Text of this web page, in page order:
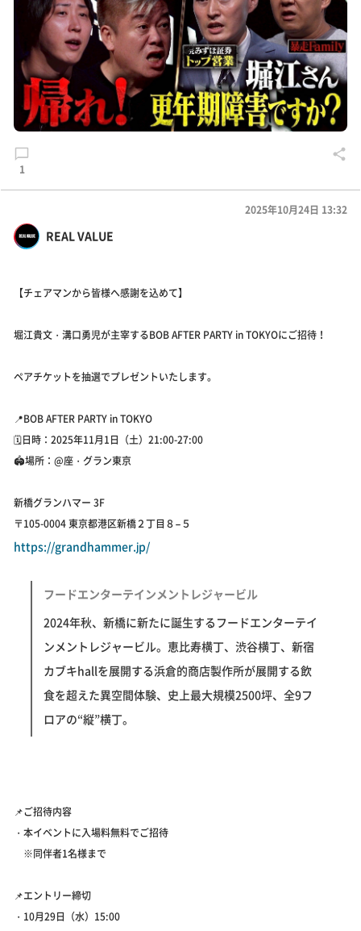
1
REAL VALUE
2025年10月24日 13:32
【チェアマンから皆様へ感謝を込めて】
堀江貴文・溝口勇児が主宰するBOB AFTER PARTY in TOKYOにご招待！
ペアチケットを抽選でプレゼントいたします。
📍BOB AFTER PARTY in TOKYO
🗓️日時：2025年11月1日（土）21:00-27:00
🏟️場所：@座・グラン東京
新橋グランハマー 3F
〒105-0004 東京都港区新橋２丁目８−５
https://grandhammer.jp/
フードエンターテインメントレジャービル
2024年秋、新橋に新たに誕生するフードエンターテイ
ンメントレジャービル。恵比寿横丁、渋谷横丁、新宿
カブキhallを展開する浜倉的商店製作所が展開する飲
食を超えた異空間体験、史上最大規模2500坪、全9フ
ロアの“縦”横丁。
📌ご招待内容
・本イベントに入場料無料でご招待
※同伴者1名様まで
📌エントリー締切
・10月29日（水）15:00